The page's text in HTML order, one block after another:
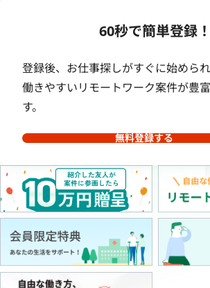
60秒で簡単登録！
登録後、お仕事探しがすぐに始められ
働きやすいリモートワーク案件が豊
す。
無料登録する